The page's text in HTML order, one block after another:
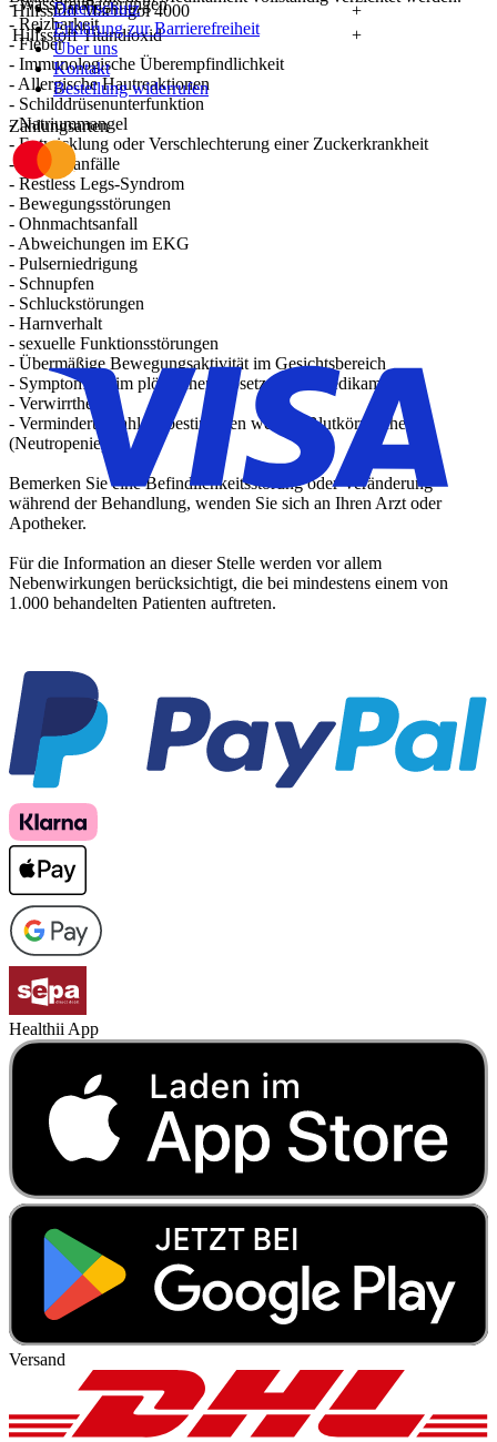
- Wassereinlagerungen
- Reizbarkeit
- Fieber
- Immunologische Überempfindlichkeit
- Allergische Hautreaktionen
- Schilddrüsenunterfunktion
- Natriummangel
- Entwicklung oder Verschlechterung einer Zuckerkrankheit
- Krampfanfälle
- Restless Legs-Syndrom
- Bewegungsstörungen
- Ohnmachtsanfall
- Abweichungen im EKG
- Pulserniedrigung
- Schnupfen
- Schluckstörungen
- Harnverhalt
- sexuelle Funktionsstörungen
- Übermäßige Bewegungsaktivität im Gesichtsbereich
- Symptome beim plötzlichen Absetzen des Medikamentes
- Verwirrtheit
- Verminderte Zahl an bestimmten weißen Blutkörperchen
(Neutropenie)
Bemerken Sie eine Befindlichkeitsstörung oder Veränderung
während der Behandlung, wenden Sie sich an Ihren Arzt oder
Apotheker.
Für die Information an dieser Stelle werden vor allem
Nebenwirkungen berücksichtigt, die bei mindestens einem von
1.000 behandelten Patienten auftreten.
Hilfsstoff Macrogol 4000
+
Hilfsstoff Titandioxid
+
Datenschutz
Erklärung zur Barrierefreiheit
Über uns
Kontakt
Bestellung widerrufen
Zahlungsarten
Healthii App
Versand